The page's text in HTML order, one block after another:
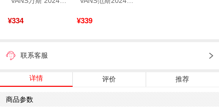
¥334 ¥339
联系客服
详情 评价 推荐
商品参数